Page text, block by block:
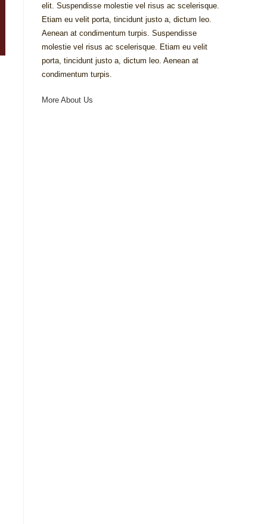
elit. Suspendisse molestie vel risus ac scelerisque.
Etiam eu velit porta, tincidunt justo a, dictum leo.
Aenean at condimentum turpis. Suspendisse
molestie vel risus ac scelerisque. Etiam eu velit
porta, tincidunt justo a, dictum leo. Aenean at
condimentum turpis.
More About Us